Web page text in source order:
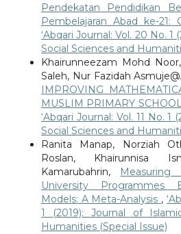
Pendekatan Pendidikan
Pembelajaran Abad ke-21:
‘Abqari Journal: Vol. 20 No.
Social Sciences and
Khairunneezam Mohd
Saleh, Nur Fazidah
IMPROVING
MUSLIM PRIMARY
‘Abqari Journal: Vol. 11 No.
Social Sciences and
Ranita Manap, Norziah
Roslan, Khairunnisa
Kamarubahrin,
University Programmes
Models: A Meta-Analysis ,
1 (2019): Journal of
Humanities (Special Issue)